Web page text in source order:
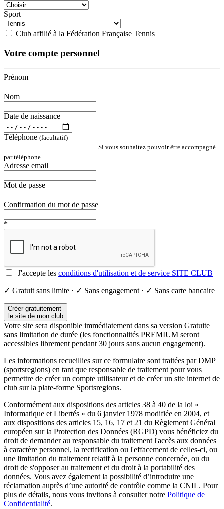
Sport
Club affilié à la Fédération Française Tennis
Votre compte personnel
Prénom
Nom
Date de naissance
Téléphone (facultatif)
Si vous souhaitez pouvoir être accompagné
par téléphone
Adresse email
Mot de passe
Confirmation du mot de passe
*
J'accepte les conditions d'utilisation et de service SITE CLUB
✓ Gratuit sans limite · ✓ Sans engagement · ✓ Sans carte bancaire
Créer gratuitement
le site de mon club
Votre site sera disponible immédiatement dans sa version Gratuite
sans limitation de durée (les fonctionnalités PREMIUM seront
accessibles librement pendant 30 jours sans aucun engagement).
Les informations recueillies sur ce formulaire sont traitées par DMP
(sportsregions) en tant que responsable de traitement pour vous
permettre de créer un compte utilisateur et de créer un site internet de
club sur la plate-forme Sportsregions.
Conformément aux dispositions des articles 38 à 40 de la loi «
Informatique et Libertés » du 6 janvier 1978 modifiée en 2004, et
aux dispositions des articles 15, 16, 17 et 21 du Règlement Général
européen sur la Protection des Données (RGPD) vous bénéficiez du
droit de demander au responsable du traitement l'accès aux données
à caractère personnel, la rectification ou l'effacement de celles-ci, ou
une limitation du traitement relatif à la personne concernée, ou du
droit de s'opposer au traitement et du droit à la portabilité des
données. Vous avez également la possibilité d’introduire une
réclamation auprès d’une autorité de contrôle comme la CNIL. Pour
plus de détails, nous vous invitons à consulter notre Politique de
Confidentialité.